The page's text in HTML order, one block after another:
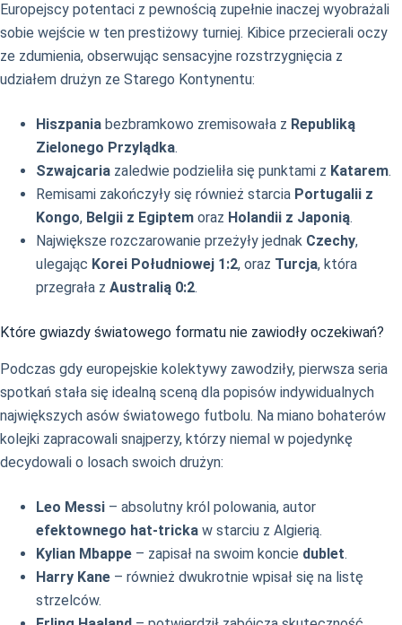
Europejscy potentaci z pewnością zupełnie inaczej wyobrażali
sobie wejście w ten prestiżowy turniej. Kibice przecierali oczy
ze zdumienia, obserwując sensacyjne rozstrzygnięcia z
udziałem drużyn ze Starego Kontynentu:
Hiszpania bezbramkowo zremisowała z Republiką
Zielonego Przylądka.
Szwajcaria zaledwie podzieliła się punktami z Katarem.
Remisami zakończyły się również starcia Portugalii z
Kongo, Belgii z Egiptem oraz Holandii z Japonią.
Największe rozczarowanie przeżyły jednak Czechy,
ulegając Korei Południowej 1:2, oraz Turcja, która
przegrała z Australią 0:2.
Które gwiazdy światowego formatu nie zawiodły oczekiwań?
Podczas gdy europejskie kolektywy zawodziły, pierwsza seria
spotkań stała się idealną sceną dla popisów indywidualnych
największych asów światowego futbolu. Na miano bohaterów
kolejki zapracowali snajperzy, którzy niemal w pojedynkę
decydowali o losach swoich drużyn:
Leo Messi – absolutny król polowania, autor
efektownego hat-tricka w starciu z Algierią.
Kylian Mbappe – zapisał na swoim koncie dublet.
Harry Kane – również dwukrotnie wpisał się na listę
strzelców.